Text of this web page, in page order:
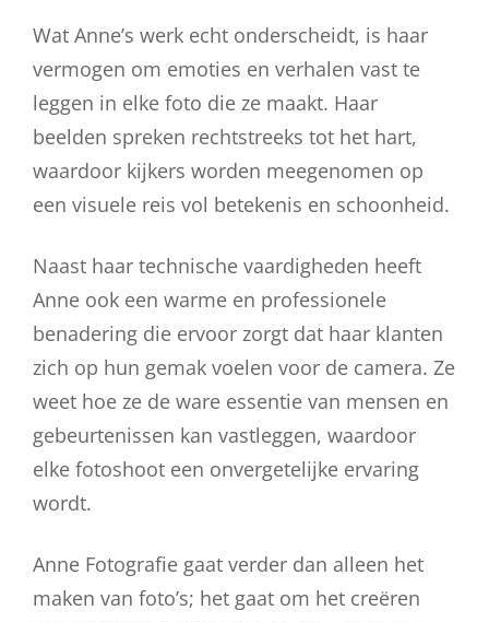
Wat Anne’s werk echt onderscheidt, is haar
vermogen om emoties en verhalen vast te
leggen in elke foto die ze maakt. Haar
beelden spreken rechtstreeks tot het hart,
waardoor kijkers worden meegenomen op
een visuele reis vol betekenis en schoonheid.
Naast haar technische vaardigheden heeft
Anne ook een warme en professionele
benadering die ervoor zorgt dat haar klanten
zich op hun gemak voelen voor de camera. Ze
weet hoe ze de ware essentie van mensen en
gebeurtenissen kan vastleggen, waardoor
elke fotoshoot een onvergetelijke ervaring
wordt.
Anne Fotografie gaat verder dan alleen het
maken van foto’s; het gaat om het creëren